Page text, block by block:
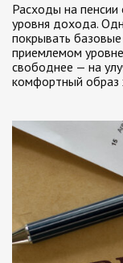
Расходы на пенсии
уровня дохода.
покрывать
приемлемом
свободнее — на
комфортный образ